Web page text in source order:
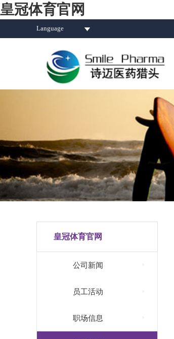
皇冠体育官网
Language
皇冠体育官网
公司新闻
员工活动
职场信息